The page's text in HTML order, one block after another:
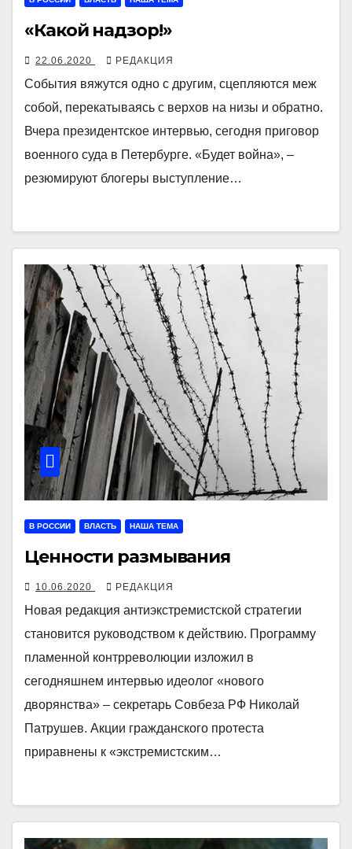
«Какой надзор!»
22.06.2020 РЕДАКЦИЯ
События вяжутся одно с другим, сцепляются меж
собой, перекатываясь с верхов на низы и обратно.
Вчера президентское интервью, сегодня приговор
военного суда в Петербурге. «Будет война», –
резюмируют блогеры выступление…
В РОССИИ ВЛАСТЬ НАША ТЕМА
Ценности размывания
10.06.2020 РЕДАКЦИЯ
Новая редакция антиэкстремистской стратегии
становится руководством к действию. Программу
пламенной контрреволюции изложил в
сегодняшнем интервью идеолог «нового
дворянства» – секретарь Совбеза РФ Николай
Патрушев. Акции гражданского протеста
приравнены к «экстремистским…